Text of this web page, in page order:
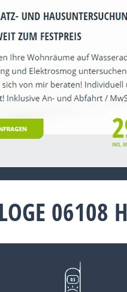
06108